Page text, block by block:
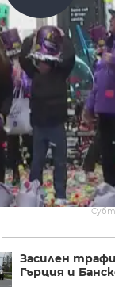
Засилен
Гърция и